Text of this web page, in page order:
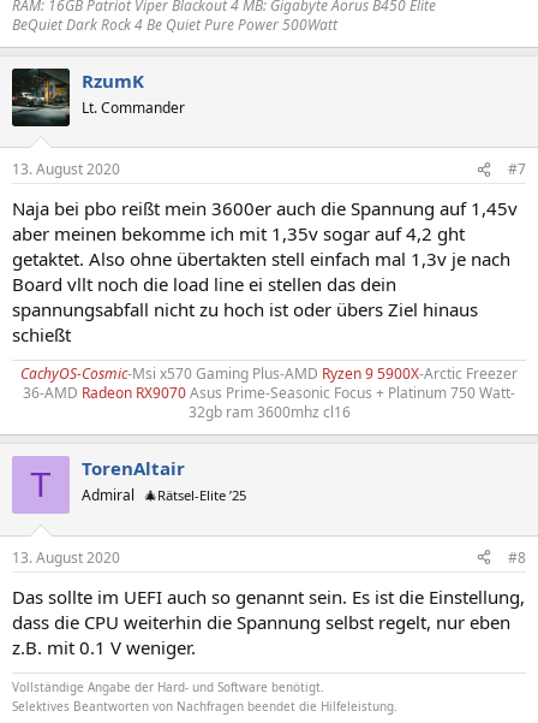
RAM: 16GB Patriot Viper Blackout 4 MB: Gigabyte Aorus B450 Elite
BeQuiet Dark Rock 4 Be Quiet Pure Power 500Watt
RzumK
Lt. Commander
13. August 2020 #7
Naja bei pbo reißt mein 3600er auch die Spannung auf 1,45v
aber meinen bekomme ich mit 1,35v sogar auf 4,2 ght
getaktet. Also ohne übertakten stell einfach mal 1,3v je nach
Board vllt noch die load line ei stellen das dein
spannungsabfall nicht zu hoch ist oder übers Ziel hinaus
schießt
CachyOS-Cosmic-Msi x570 Gaming Plus-AMD Ryzen 9 5900X-Arctic Freezer
36-AMD Radeon RX9070Asus Prime-Seasonic Focus + Platinum 750 Watt-
32gb ram 3600mhz cl16​
T TorenAltair
Admiral 🎄Rätsel-Elite ’25
13. August 2020 #8
Das sollte im UEFI auch so genannt sein. Es ist die Einstellung,
dass die CPU weiterhin die Spannung selbst regelt, nur eben
z.B. mit 0.1 V weniger.
Vollständige Angabe der Hard- und Software benötigt.
Selektives Beantworten von Nachfragen beendet die Hilfeleistung.